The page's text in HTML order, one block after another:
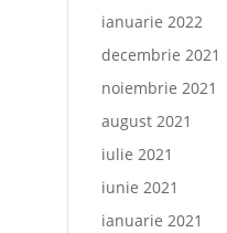
ianuarie 2022
decembrie 2021
noiembrie 2021
august 2021
iulie 2021
iunie 2021
ianuarie 2021